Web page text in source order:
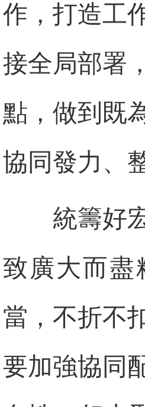
作，打造工
接全局部署
點，做到既
協同發力、
統籌好
致廣大而盡
當，不折不
要加強協同